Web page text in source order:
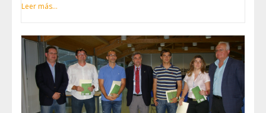
Leer más...